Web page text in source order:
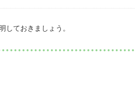
しておきましょう。